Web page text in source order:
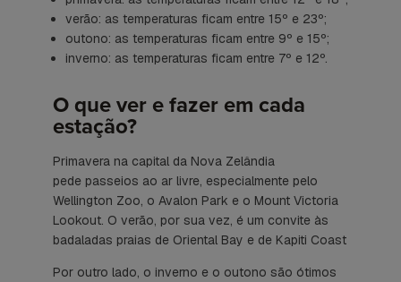
verão: as temperaturas ficam entre 15º e 23º;
outono: as temperaturas ficam entre 9º e 15º;
inverno: as temperaturas ficam entre 7º e 12º.
O que ver e fazer em cada
estação?
Primavera na capital da Nova Zelândia
pede passeios ao ar livre, especialmente pelo
Wellington Zoo, o Avalon Park e o Mount Victoria
Lookout. O verão, por sua vez, é um convite às
badaladas praias de Oriental Bay e de Kapiti Coast
Por outro lado, o inverno e o outono são ótimos